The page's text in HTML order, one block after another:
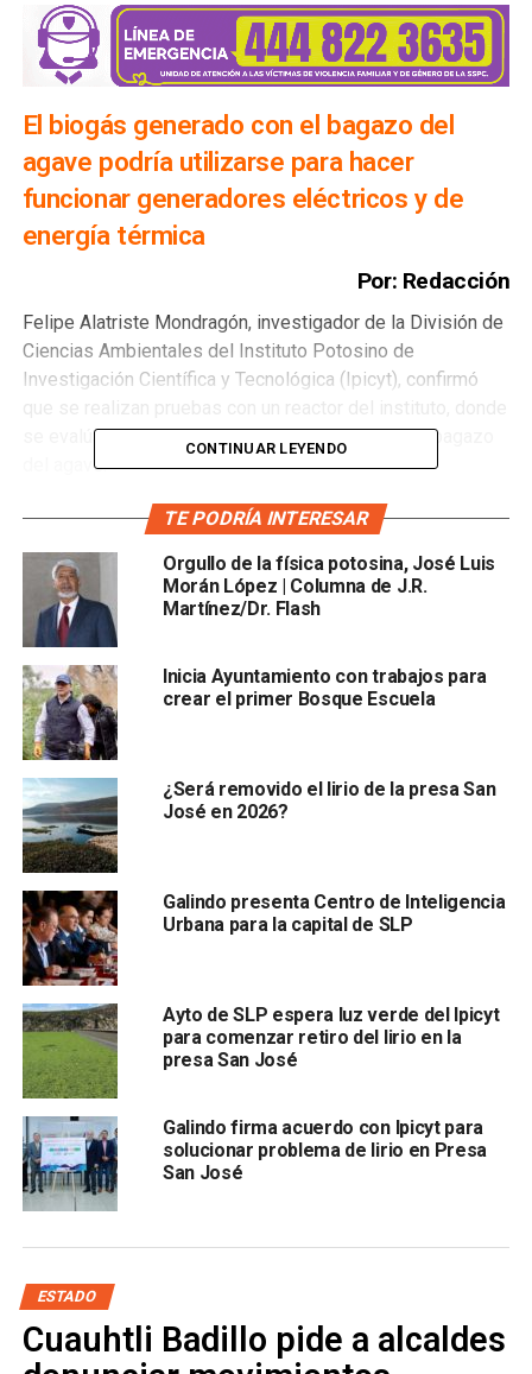
El biogás generado con el bagazo del
agave podría utilizarse para hacer
funcionar generadores eléctricos y de
energía térmica
Por: Redacción
Felipe Alatriste Mondragón, investigador de la División de
Ciencias Ambientales del Instituto Potosino de
Investigación Científica y Tecnológica (Ipicyt), confirmó
se evalúa laproducción de biogásderivado del bagazo
del agave.
“Hemos encontrado una enzima de producción nacional
metano en un banco de reactores instrumentado y
controlado automáticamente, el cual fue construido con
fondos del C
Dio a conocer que en el laboratorio se trabaja conbagazo
del agave, que es una biomasa del residuo agroindustrial
“Las piñas del agave azul se cuecen en hornos de vapor y
se muelen para extraer sus jarabes y mieles que se usan
para la producción de tequila, y el sólido fibroso que
queda se seca al sol. Después se muele en una trituradora
y la fibra molida la mezclamos con enzimas líquidas, que
degradan la celulosa y hemicelulosa, presentes en las
fibras, para producir azúcares en un reactor, del cual
obtenemos un
hidrolizado”,agregó el investigador del
Ipicyt.
Detalló que actualmente se trabaja en la fase de encontrar
qué enzimas producen de forma más eficiente un
hidrolizado que pueda utilizarse para producir biogás
CONTINUAR LEYENDO
TE PODRÍA INTERESAR
Orgullo de la física potosina, José Luis
Morán López | Columna de J.R.
Martínez/Dr. Flash
Inicia Ayuntamiento con trabajos para
crear el primer Bosque Escuela
¿Será removido el lirio de la presa San
José en 2026?
Galindo presenta Centro de Inteligencia
Urbana para la capital de SLP
Ayto de SLP espera luz verde del Ipicyt
para comenzar retiro del lirio en la
presa San José
Galindo firma acuerdo con Ipicyt para
solucionar problema de lirio en Presa
San José
ESTADO
Cuauhtli Badillo pide a alcaldes